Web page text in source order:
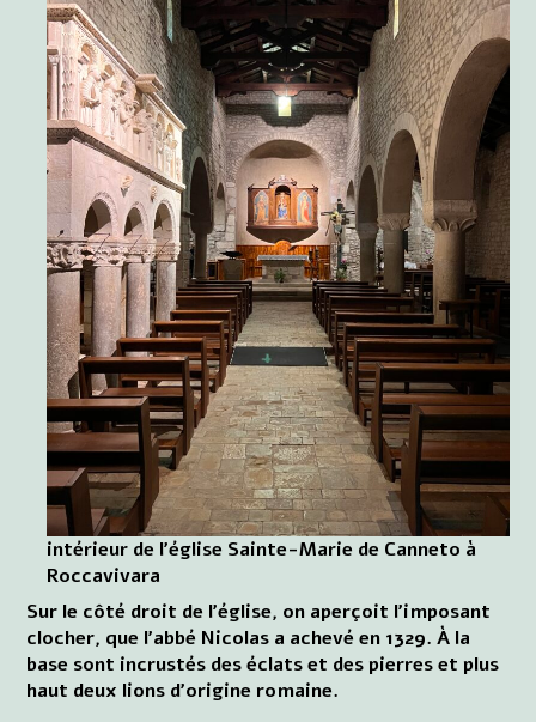
intérieur de l'église Sainte-Marie de Canneto à
Roccavivara
Sur le côté droit de l'église, on aperçoit l'imposant
clocher, que l'abbé Nicolas a achevé en 1329. À la
base sont incrustés des éclats et des pierres et plus
haut deux lions d'origine romaine.